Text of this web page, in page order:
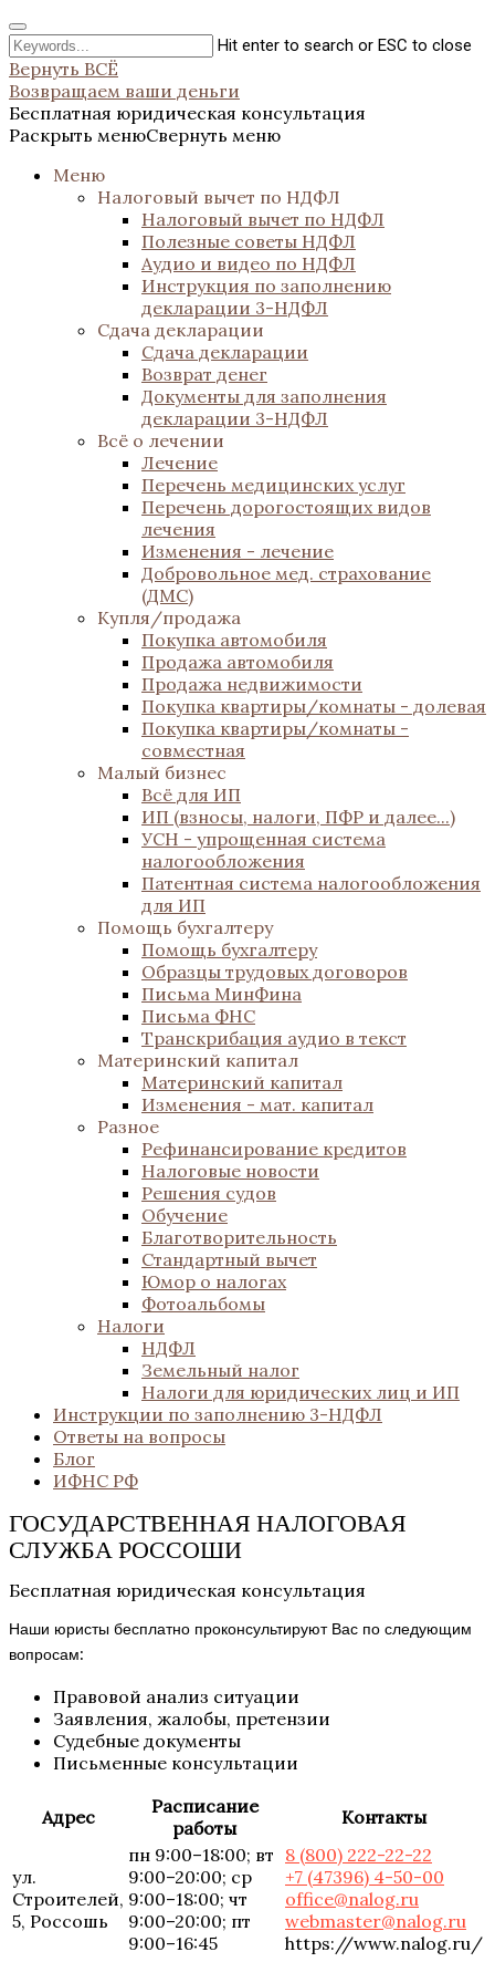
Hit enter to search or ESC to close
Вернуть ВСЁ
Возвращаем ваши деньги
Бесплатная юридическая консультация
Раскрыть менюСвернуть меню
Меню
Налоговый вычет по НДФЛ
Налоговый вычет по НДФЛ
Полезные советы НДФЛ
Аудио и видео по НДФЛ
Инструкция по заполнению
декларации 3-НДФЛ
Сдача декларации
Сдача декларации
Возврат денег
Документы для заполнения
декларации 3-НДФЛ
Всё о лечении
Лечение
Перечень медицинских услуг
Перечень дорогостоящих видов
лечения
Изменения - лечение
Добровольное мед. страхование
(ДМС)
Купля/продажа
Покупка автомобиля
Продажа автомобиля
Продажа недвижимости
Покупка квартиры/комнаты - долевая
Покупка квартиры/комнаты -
совместная
Малый бизнес
Всё для ИП
ИП (взносы, налоги, ПФР и далее...)
УСН - упрощенная система
налогообложения
Патентная система налогообложения
для ИП
Помощь бухгалтеру
Помощь бухгалтеру
Образцы трудовых договоров
Письма МинФина
Письма ФНС
Транскрибация аудио в текст
Материнский капитал
Материнский капитал
Изменения - мат. капитал
Разное
Рефинансирование кредитов
Налоговые новости
Решения судов
Обучение
Благотворительность
Стандартный вычет
Юмор о налогах
Фотоальбомы
Налоги
НДФЛ
Земельный налог
Налоги для юридических лиц и ИП
Инструкции по заполнению 3-НДФЛ
Ответы на вопросы
Блог
ИФНС РФ
ГОСУДАРСТВЕННАЯ НАЛОГОВАЯ
СЛУЖБА РОССОШИ
Бесплатная юридическая консультация
Наши юристы бесплатно проконсультируют Вас по следующим
вопросам:
Правовой анализ ситуации
Заявления, жалобы, претензии
Судебные документы
Письменные консультации
Адрес
Расписание
работы
Контакты
ул.
Строителей,
5, Россошь
пн 9:00–18:00; вт
9:00–20:00; ср
9:00–18:00; чт
9:00–20:00; пт
9:00–16:45
8 (800) 222-22-22
+7 (47396) 4-50-00
office@nalog.ru
webmaster@nalog.ru
https://www.nalog.ru/